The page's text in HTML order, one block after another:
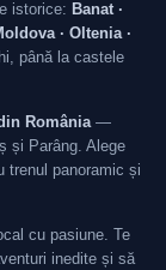
istorice: Banat ·
· Oltenia ·
până la castele
România—
și Parâng. Alege
trenul panoramic și
cu pasiune. Te
inedite și să